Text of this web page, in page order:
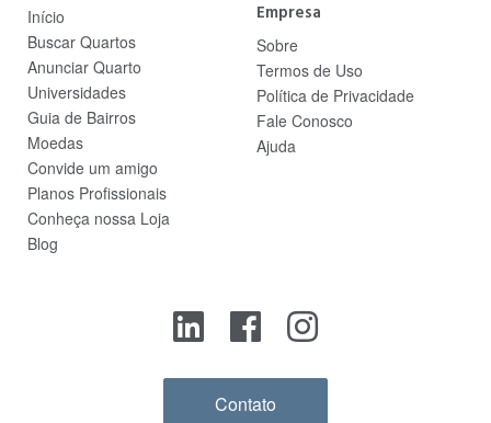
Início
Buscar Quartos
Anunciar Quarto
Universidades
Guia de Bairros
Moedas
Convide um amigo
Planos Profissionais
Conheça nossa Loja
Blog
Empresa
Sobre
Termos de Uso
Política de Privacidade
Fale Conosco
Ajuda
Contato